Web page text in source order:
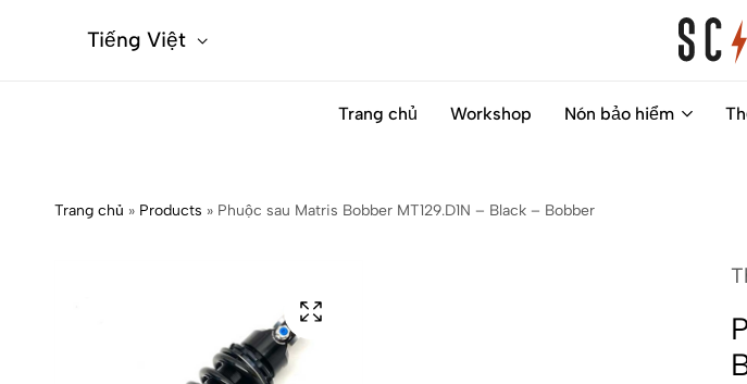
Tiếng Việt
Classic
you
Trang chủ Workshop Nón bảo hiểm
Trang chủ » Products » Phuộc sau Matris Bobber MT129.D1N – Black – Bobber